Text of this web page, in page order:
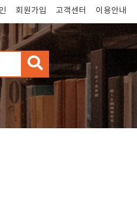
회원가입 고객센터 이용안내
검
색